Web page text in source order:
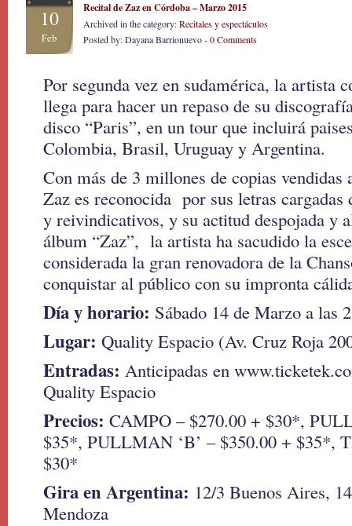
10
Feb
Recital de Zaz en Córdoba – Marzo 2015
Archived in the category:Recitales y espectáculos
Posted by: Dayana Barrionuevo -0 Comments
Por segunda vez en sudamérica, la artista
llega para hacer un repaso de su
disco “Paris”, en un tour que incluirá
Colombia, Brasil, Uruguay y Argentina.
Con más de 3 millones de copias vendidas
Zaz es reconocida por sus letras cargadas
y reivindicativos, y su actitud despojada y
álbum “Zaz”, la artista ha sacudido la
considerada la gran renovadora de la
conquistar al público con su impronta
Día y horario: Sábado 14 de Marzo a las
Lugar: Quality Espacio (Av. Cruz Roja
Entradas: Anticipadas en
Quality Espacio
Precios: CAMPO – $270.00 + $30*,
$35*, PULLMAN ‘B’ – $350.00 + $35*,
$30*
Gira en Argentina: 12/3 Buenos Aires,
Mendoza